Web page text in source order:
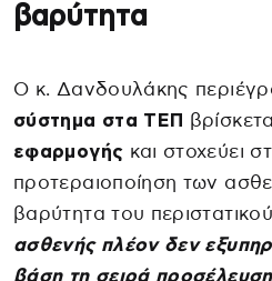
βαρύτητα
Ο κ. Δανδουλάκης
σύστημα στα ΤΕΠ
εφαρμογής και στοχεύει
προτεραιοποίηση των
βαρύτητα του
ασθενής πλέον δεν
βάση τη σειρά